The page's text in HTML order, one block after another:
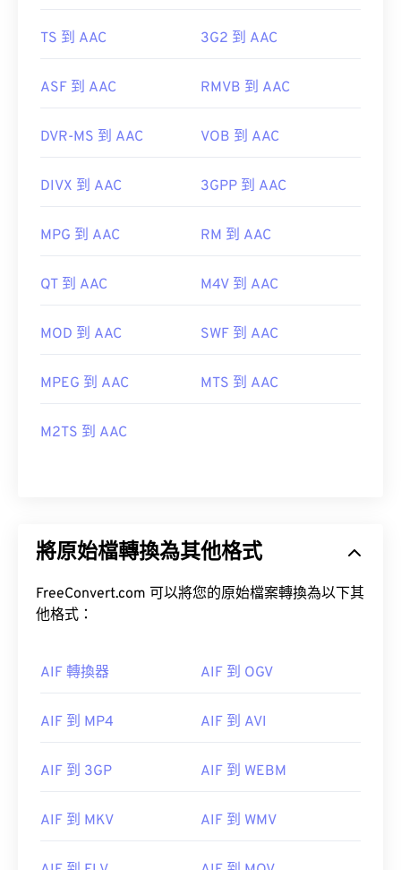
TS 到 AAC 3G2 到 AAC
ASF 到 AAC RMVB 到 AAC
DVR-MS 到 AAC VOB 到 AAC
DIVX 到 AAC 3GPP 到 AAC
MPG 到 AAC RM 到 AAC
QT 到 AAC M4V 到 AAC
MOD 到 AAC SWF 到 AAC
MPEG 到 AAC MTS 到 AAC
M2TS 到 AAC
將原始檔轉換為其他格式
FreeConvert.com 可以將您的原始檔案轉換為以下其
他格式：
AIF 轉換器 AIF 到 OGV
AIF 到 MP4 AIF 到 AVI
AIF 到 3GP AIF 到 WEBM
AIF 到 MKV AIF 到 WMV